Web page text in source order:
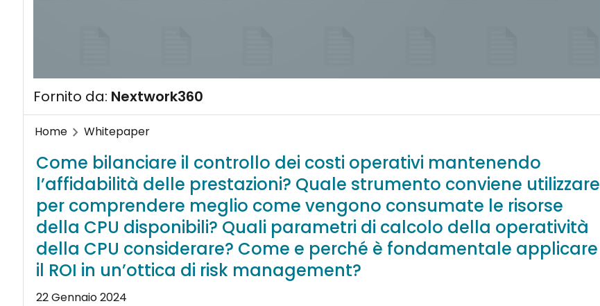
Fornito da: Nextwork360
Home Whitepaper
Come bilanciare il controllo dei costi operativi mantenendo
l’affidabilità delle prestazioni? Quale strumento conviene utilizzare
per comprendere meglio come vengono consumate le risorse
della CPU disponibili? Quali parametri di calcolo della operatività
della CPU considerare? Come e perché è fondamentale applicare
il ROI in un’ottica di risk management?
22 Gennaio 2024